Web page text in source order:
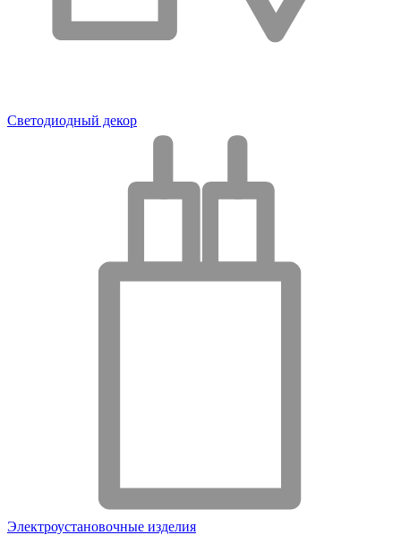
Светодиодный декор
Электроустановочные изделия